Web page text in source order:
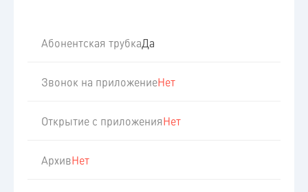
Абонентская трубкаДа
Звонок на приложениеНет
Открытие с приложенияНет
АрхивНет